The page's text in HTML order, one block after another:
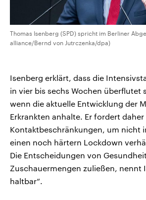
Thomas Isenberg (SPD) spricht im Berliner
alliance/Bernd von Jutrczenka/dpa)
Isenberg erklärt, dass die
in vier bis sechs Wochen überflutet
wenn die aktuelle Entwicklung der
Erkrankten anhalte. Er fordert
Kontaktbeschränkungen, um nicht
einen noch härtern Lockdown
Die Entscheidungen von
Zuschauermengen zuließen, nennt
haltbar“.